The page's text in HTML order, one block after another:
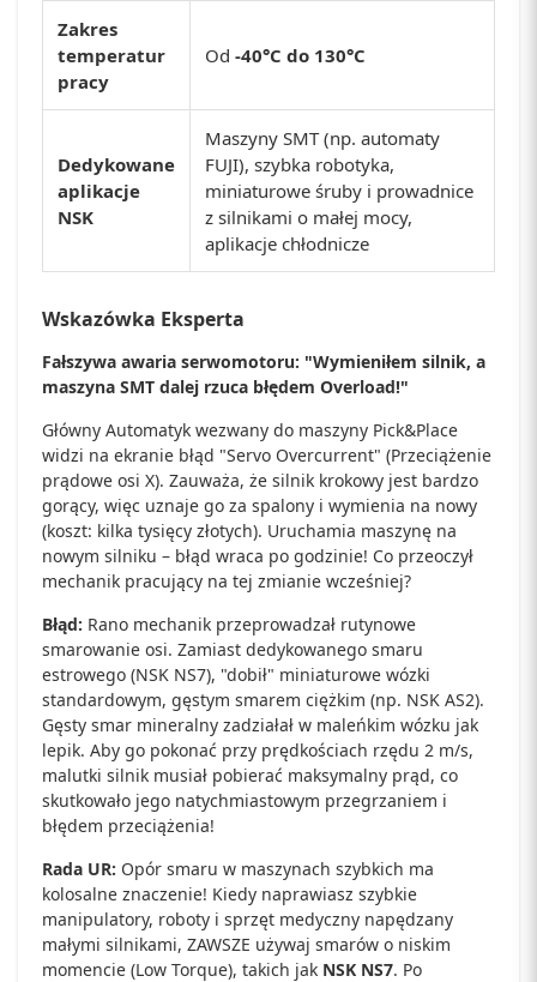
Zakres
temperatur
pracy
Od -40°C do 130°C
Dedykowane
aplikacje
NSK
Maszyny SMT (np. automaty
FUJI), szybka robotyka,
miniaturowe śruby i prowadnice
z silnikami o małej mocy,
aplikacje chłodnicze
Wskazówka Eksperta
Fałszywa awaria serwomotoru: "Wymieniłem silnik, a
maszyna SMT dalej rzuca błędem Overload!"
Główny Automatyk wezwany do maszyny Pick&Place
widzi na ekranie błąd "Servo Overcurrent" (Przeciążenie
prądowe osi X). Zauważa, że silnik krokowy jest bardzo
gorący, więc uznaje go za spalony i wymienia na nowy
(koszt: kilka tysięcy złotych). Uruchamia maszynę na
nowym silniku – błąd wraca po godzinie! Co przeoczył
mechanik pracujący na tej zmianie wcześniej?
Błąd: Rano mechanik przeprowadzał rutynowe
smarowanie osi. Zamiast dedykowanego smaru
estrowego (NSK NS7), "dobił" miniaturowe wózki
standardowym, gęstym smarem ciężkim (np. NSK AS2).
Gęsty smar mineralny zadziałał w maleńkim wózku jak
lepik. Aby go pokonać przy prędkościach rzędu 2 m/s,
malutki silnik musiał pobierać maksymalny prąd, co
skutkowało jego natychmiastowym przegrzaniem i
błędem przeciążenia!
Rada UR: Opór smaru w maszynach szybkich ma
kolosalne znaczenie! Kiedy naprawiasz szybkie
manipulatory, roboty i sprzęt medyczny napędzany
małymi silnikami, ZAWSZE używaj smarów o niskim
momencie (Low Torque), takich jak NSK NS7. Po